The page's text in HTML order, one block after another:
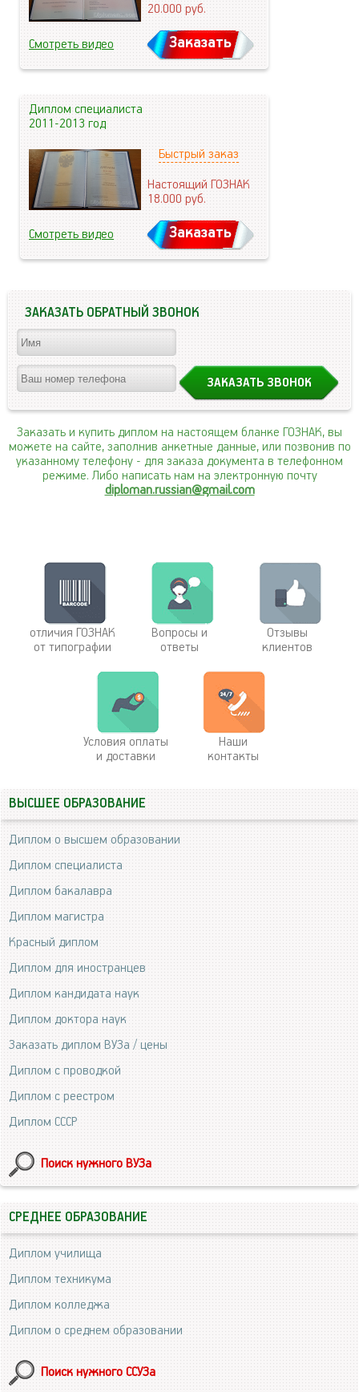
20.000руб.
Смотреть видео Заказать
Диплом специалиста
2011-2013 год
Быстрый заказ
Настоящий ГОЗНАК
18.000руб.
Смотреть видео Заказать
ЗАКАЗАТЬ ОБРАТНЫЙ ЗВОНОК
Заказать и купить диплом на настоящем бланке ГОЗНАК, вы
можете на сайте, заполнив анкетные данные, или позвонив по
указанному телефону - для заказа документа в телефонном
режиме. Либо написать нам на электронную почту
diploman.russian@gmail.com
отличия ГОЗНАК
от типографии
Вопросы и
ответы
Отзывы
клиентов
Условия оплаты
и доставки
Наши
контакты
ВЫСШЕЕ ОБРАЗОВАНИЕ
Диплом о высшем образовании
Диплом специалиста
Диплом бакалавра
Диплом магистра
Красный диплом
Диплом для иностранцев
Диплом кандидата наук
Диплом доктора наук
Заказать диплом ВУЗа / цены
Диплом с проводкой
Диплом с реестром
Диплом СССР
Поиск нужного ВУЗа
СРЕДНЕЕ ОБРАЗОВАНИЕ
Диплом училища
Диплом техникума
Диплом колледжа
Диплом о среднем образовании
Поиск нужного ССУЗа